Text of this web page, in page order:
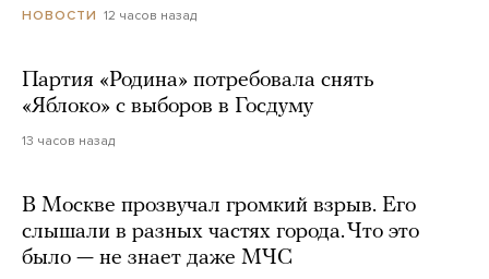
НОВОСТИ 12 часов назад
Партия «Родина» потребовала снять
«Яблоко» с выборов в Госдуму
13 часов назад
В Москве прозвучал громкий взрыв. Его
слышали в разных частях города. Что это
было — не знает даже МЧС